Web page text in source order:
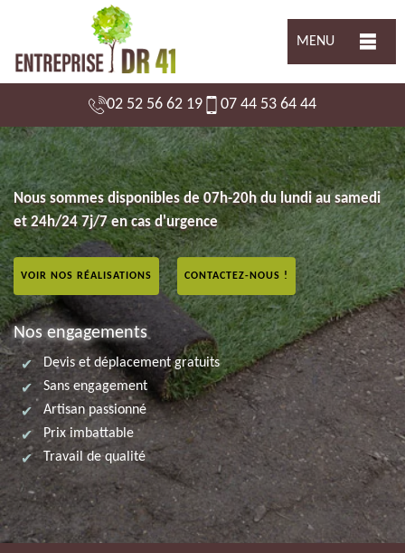
MENU
02 52 56 62 19 07 44 53 64 44
Nous sommes disponibles de 07h-20h du lundi au samedi
et 24h/24 7j/7 en cas d'urgence
VOIR NOS RÉALISATIONS CONTACTEZ-NOUS !
Nos engagements
Devis et déplacement gratuits
Sans engagement
Artisan passionné
Prix imbattable
Travail de qualité